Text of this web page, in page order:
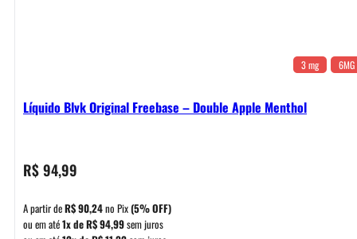
3 mg 6MG
Líquido Blvk Original Freebase – Double Apple Menthol
R$94,99
A partir deR$90,24no Pix(5% OFF)
ou em até1x deR$94,99sem juros